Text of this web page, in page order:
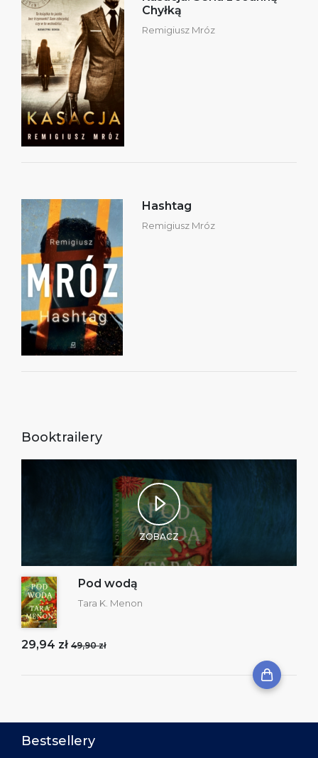
Chyłką
Remigiusz Mróz
Hashtag
Remigiusz Mróz
Booktrailery
ZOBACZ
Pod wodą
Tara K. Menon
29,94 zł 49,90 zł
Bestsellery